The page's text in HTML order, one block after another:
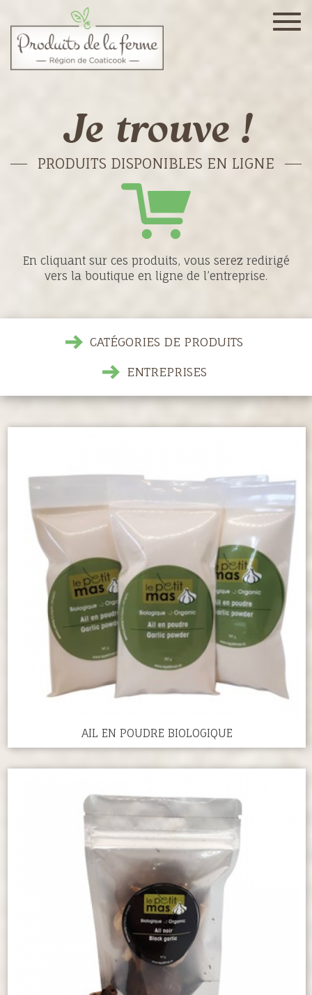
Je trouve !
PRODUITS DISPONIBLES EN LIGNE
En cliquant sur ces produits, vous serez redirigé
vers la boutique en ligne de l’entreprise.
CATÉGORIES DE PRODUITS
ENTREPRISES
AIL EN POUDRE BIOLOGIQUE